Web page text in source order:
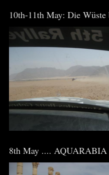
10th-11th May: Die
8th May .... AQUARABIA